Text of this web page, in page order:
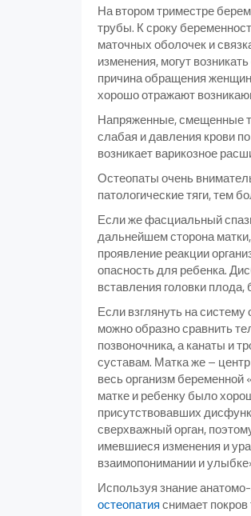
На втором триместре
трубы. К сроку
маточных оболочек и
изменения, могут
причина обращения женщин
хорошо отражают
Напряженные, смещенные
слабая и давления крови
возникает варикозное
Остеопаты очень
патологические тяги, тем
Если же фасциальный
дальнейшем сторона
проявление реакции
опасность для ребенка.
вставления головки
Если взглянуть на
можно образно сравнить
позвоночника, а канаты и
суставам. Матка же –
весь организм
матке и ребенку было
присутствовавших
сверхважный орган,
имевшиеся изменения и
взаимопонимании и
Используя знание
остеопатияснимает